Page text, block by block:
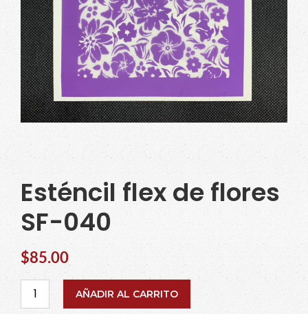
Esténcil flex de flores
SF-040
$85.00
Esténcil
flex
AÑADIR AL CARRITO